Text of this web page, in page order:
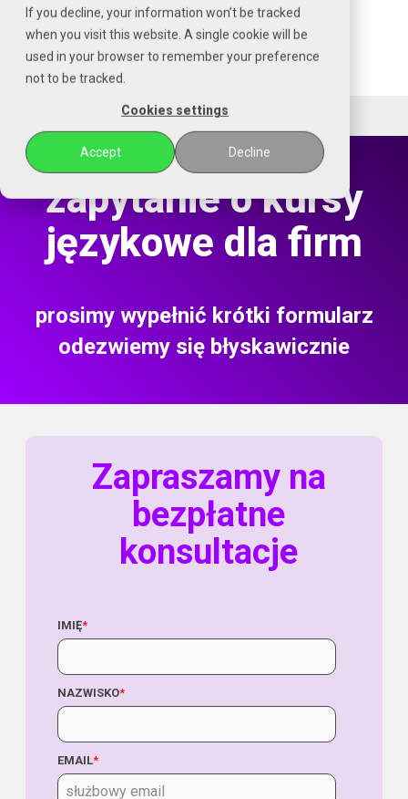
If you decline, your information won’t be tracked
when you visit this website. A single cookie will be
used in your browser to remember your preference
not to be tracked.
Cookies settings
Accept Decline
Czytaj
stronę
główną
POZENA
zapytanie o kursy
językowe dla firm
prosimy wypełnić krótki formularz
odezwiemy się błyskawicznie
Zapraszamy na
bezpłatne
konsultacje
IMIĘ*
NAZWISKO*
EMAIL*